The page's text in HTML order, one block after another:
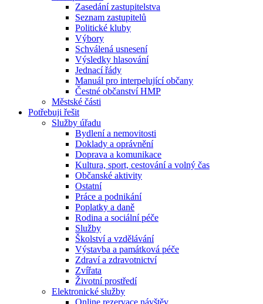
Zasedání zastupitelstva
Seznam zastupitelů
Politické kluby
Výbory
Schválená usnesení
Výsledky hlasování
Jednací řády
Manuál pro interpelující občany
Čestné občanství HMP
Městské části
Potřebuji řešit
Služby úřadu
Bydlení a nemovitosti
Doklady a oprávnění
Doprava a komunikace
Kultura, sport, cestování a volný čas
Občanské aktivity
Ostatní
Práce a podnikání
Poplatky a daně
Rodina a sociální péče
Služby
Školství a vzdělávání
Výstavba a památková péče
Zdraví a zdravotnictví
Zvířata
Životní prostředí
Elektronické služby
Online rezervace návštěv